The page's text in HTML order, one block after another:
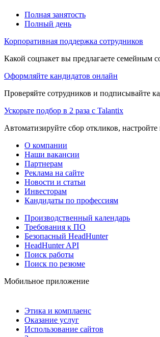
Полная занятость
Полный день
Корпоративная поддержка сотрудников
Какой соцпакет вы предлагаете семейным
Оформляйте кандидатов онлайн
Проверяйте сотрудников и подписывайте
Ускорьте подбор в 2 раза с Talantix
Автоматизируйте сбор откликов,
О компании
Наши вакансии
Партнерам
Реклама на сайте
Новости и статьи
Инвесторам
Кандидаты по профессиям
Производственный календарь
Требования к ПО
Безопасный HeadHunter
HeadHunter API
Поиск работы
Поиск по резюме
Мобильное приложение
Этика и комплаенс
Оказание услуг
Использование сайтов